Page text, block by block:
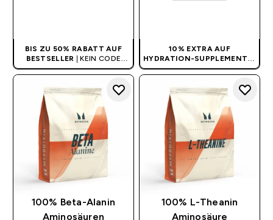
BIS ZU 50% RABATT AUF
BESTSELLER
| KEIN CODE
BENÖTIGT
10% EXTRA AUF
HYDRATION-SUPPLEMENTE|
KEIN CODE BENÖTIGT
100% Beta-Alanin
Aminosäuren
100% L-Theanin
Aminosäure